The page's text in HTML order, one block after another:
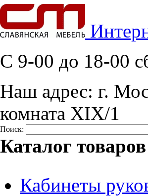
C 9-00 до 18-00
Наш адрес: г.
комната XIX/1
Поиск:
Каталог товаров
Кабинеты